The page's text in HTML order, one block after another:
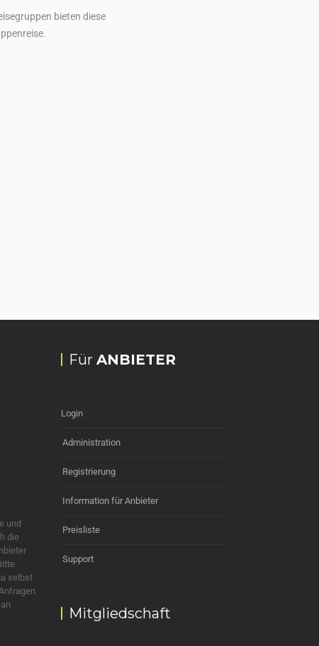
bieten diese
und
die
selbst
Für ANBIETER
Login
Administration
Registrierung
Information für Anbieter
Preisliste
Support
Mitgliedschaft